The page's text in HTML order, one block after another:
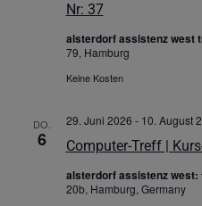
Nr: 37
alsterdorf assistenz west
79, Hamburg
Keine Kosten
DO.
6 Computer-Treff |
29. Juni 2026 - 10. August
alsterdorf assistenz west:
20b, Hamburg, Germany